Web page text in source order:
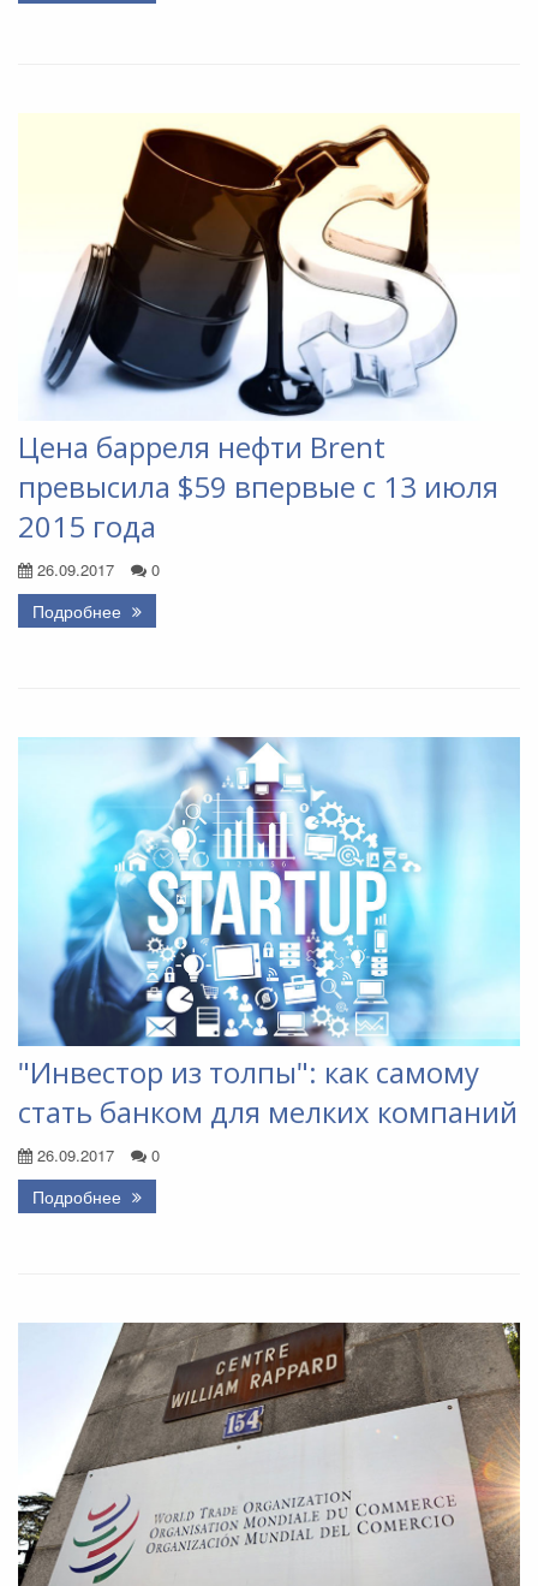
Цена барреля нефти Brent
превысила $59 впервые с 13 июля
2015 года
26.09.2017 0
Подробнее
"Инвестор из толпы": как самому
стать банком для мелких компаний
26.09.2017 0
Подробнее